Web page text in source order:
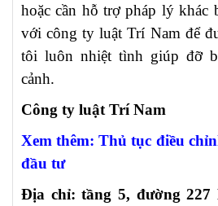
hoặc cần hỗ trợ pháp lý khác
với công ty luật Trí Nam để
tôi luôn nhiệt tình giúp đỡ
cảnh.
Công ty luật Trí Nam
Xem thêm:Thủ tục điều
đầu tư
Địa chỉ: tầng 5, đường 227